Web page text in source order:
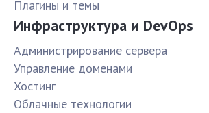
Плагины и темы
Инфраструктура и DevOps
Администрирование сервера
Управление доменами
Хостинг
Облачные технологии